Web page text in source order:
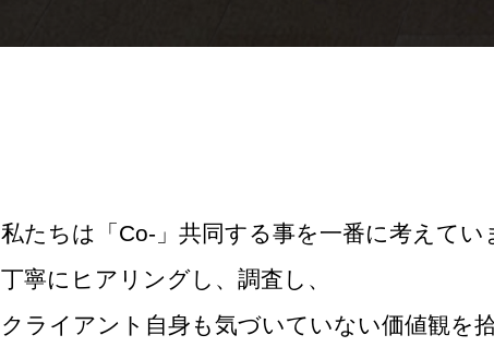
私たちは「Co-」共同する事を一番に考えてい
丁寧にヒアリングし、調査し、
クライアント自身も気づいていない価値観を